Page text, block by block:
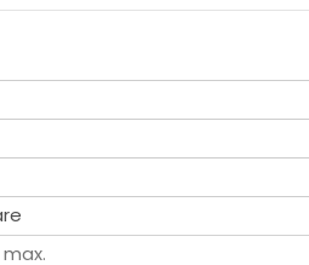
4 aug. 2026
Ghid